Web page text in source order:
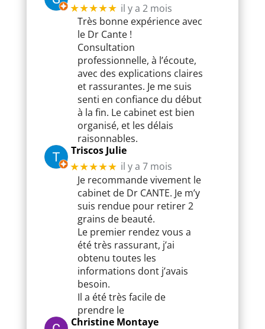
★★★★★ il y a 2 mois
Très bonne expérience avec
le Dr Cante !
Consultation
professionnelle, à l’écoute,
avec des explications claires
et rassurantes. Je me suis
senti en confiance du début
à la fin. Le cabinet est bien
organisé, et les délais
raisonnables.
Triscos Julie
★★★★★ il y a 7 mois
Je recommande vivement le
cabinet de Dr CANTE. Je m’y
suis rendue pour retirer 2
grains de beauté.
Le premier rendez vous a
été très rassurant, j’ai
obtenu toutes les
informations dont j’avais
besoin.
Il a été très facile de
prendre le
Christine Montaye